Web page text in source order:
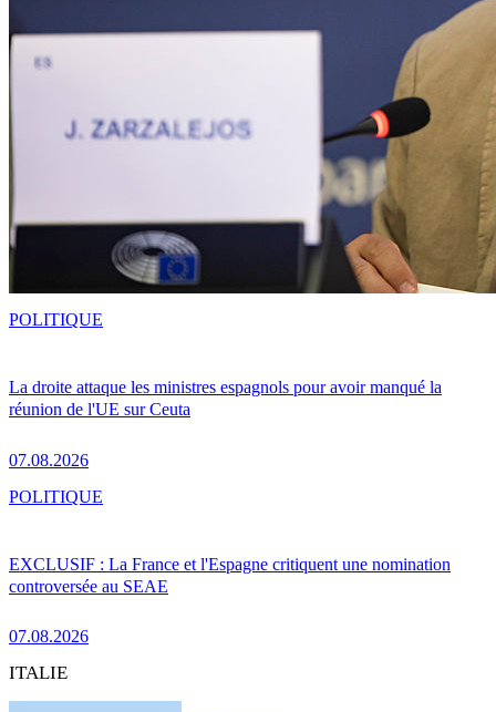
La droite attaque les ministres espagnols pour avoir manqué la
réunion de l'UE sur Ceuta
07.08.2026
POLITIQUE
EXCLUSIF : La France et l'Espagne critiquent une nomination
controversée au SEAE
07.08.2026
POLITIQUE
ITALIE